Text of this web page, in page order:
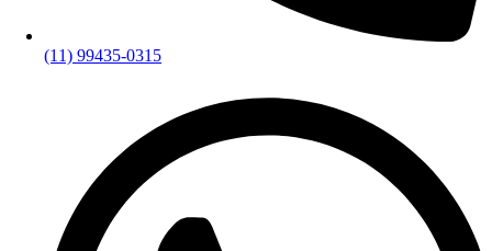
(11) 99435-0315